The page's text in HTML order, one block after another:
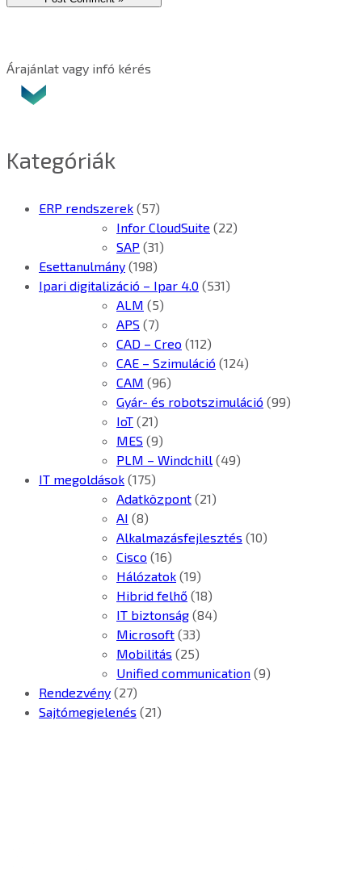
Árajánlat vagy infó kérés
Kategóriák
ERP rendszerek (57)
Infor CloudSuite (22)
SAP (31)
Esettanulmány (198)
Ipari digitalizáció – Ipar 4.0 (531)
ALM (5)
APS (7)
CAD – Creo (112)
CAE – Szimuláció (124)
CAM (96)
Gyár- és robotszimuláció (99)
IoT (21)
MES (9)
PLM – Windchill (49)
IT megoldások (175)
Adatközpont (21)
AI (8)
Alkalmazásfejlesztés (10)
Cisco (16)
Hálózatok (19)
Hibrid felhő (18)
IT biztonság (84)
Microsoft (33)
Mobilitás (25)
Unified communication (9)
Rendezvény (27)
Sajtómegjelenés (21)